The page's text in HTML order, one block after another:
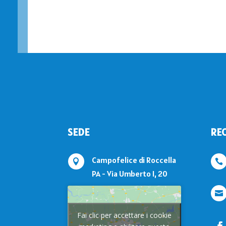
SEDE

Campofelice di Roccella
PA - Via Umberto I, 20
Fai clic per accettare i cookie

